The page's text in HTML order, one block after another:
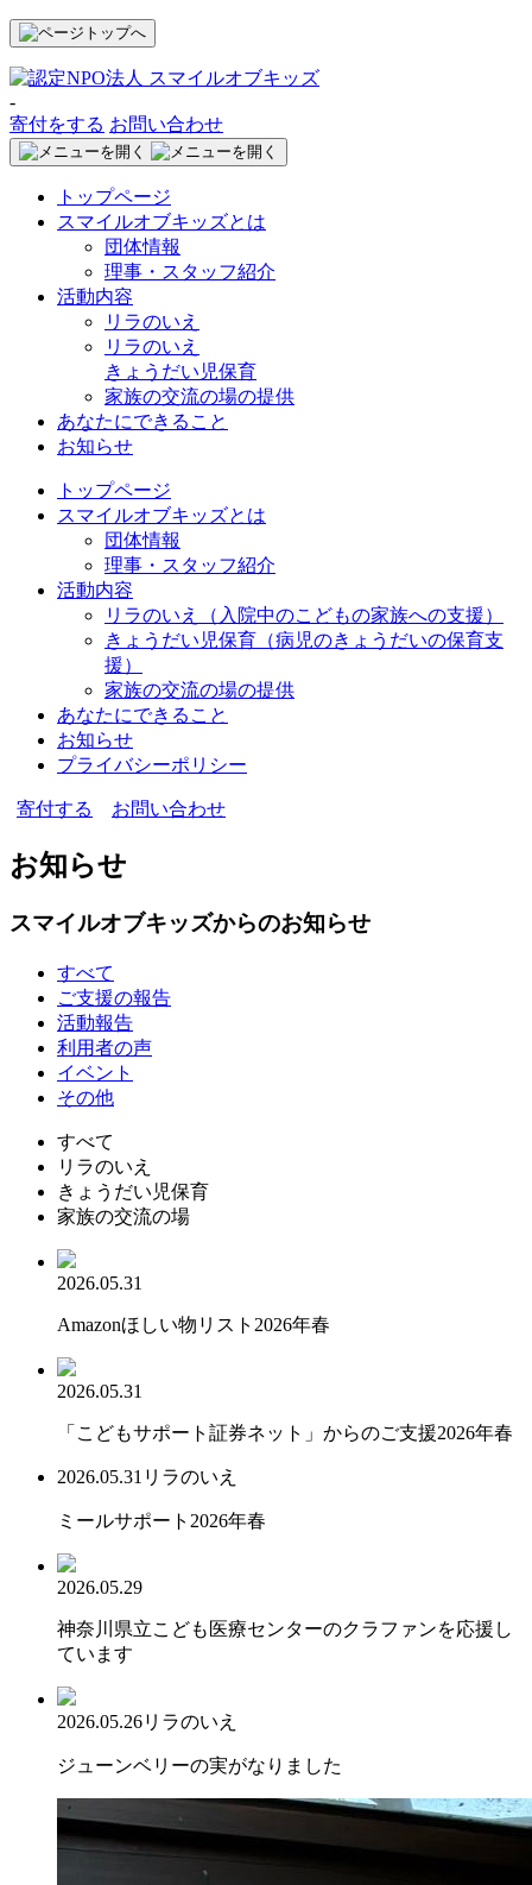
-
寄付をする お問い合わせ
トップページ
スマイルオブキッズとは
団体情報
理事・スタッフ紹介
活動内容
リラのいえ
リラのいえ
きょうだい児保育
家族の交流の場の提供
あなたにできること
お知らせ
トップページ
スマイルオブキッズとは
団体情報
理事・スタッフ紹介
活動内容
リラのいえ
（入院中のこどもの家族への支援）
きょうだい児保育 （病児のきょうだいの保育支
援）
家族の交流の場の提供
あなたにできること
お知らせ
プライバシーポリシー
寄付する お問い合わせ
お知らせ
スマイルオブキッズからのお知らせ
すべて
ご支援の報告
活動報告
利用者の声
イベント
その他
すべて
リラのいえ
きょうだい児保育
家族の交流の場
2026.05.31
Amazonほしい物リスト2026年春
2026.05.31
「こどもサポート証券ネット」からのご支援2026年春
2026.05.31 リラのいえ
ミールサポート2026年春
2026.05.29
神奈川県立こども医療センターのクラファンを応援し
ています
2026.05.26リラのいえ
ジューンベリーの実がなりました